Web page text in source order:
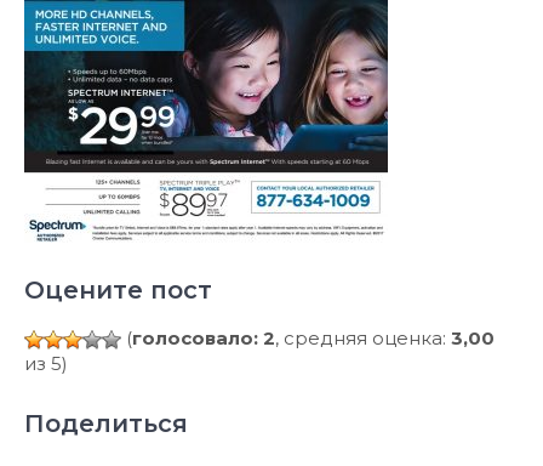
Оцените пост
(голосовало: 2, средняя оценка: 3,00
из 5)
Поделиться